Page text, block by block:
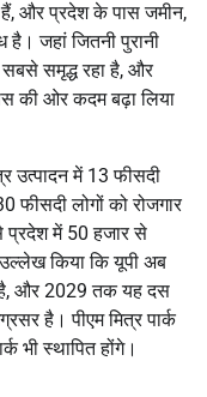
और प्रदेश के पास जमीन,
जहां जितनी पुरानी
सबसे समृद्ध रहा है, और
की ओर कदम बढ़ा लिया
उत्पादन में 13 फीसदी
लोगों को रोजगार
प्रदेश में 50 हजार से
किया कि यूपी अब
है, और 2029 तक यह दस
है। पीएम मित्र पार्क
भी स्थापित होंगे।